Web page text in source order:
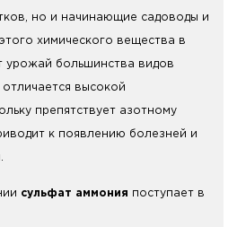
но и начинающие садоводы и
химического вещества в
урожай большинства видов
высокой
препятствует азотному
к появлению болезней и
сульфат аммония поступает в